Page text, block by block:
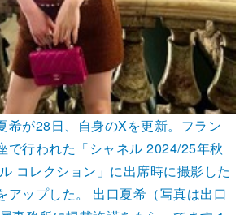
希が28日、自身のXを更新。フラン
で行われた「シャネル 2024/25年秋
コレクション」に出席時に撮影した
アップした。 出口夏希（写真は出口